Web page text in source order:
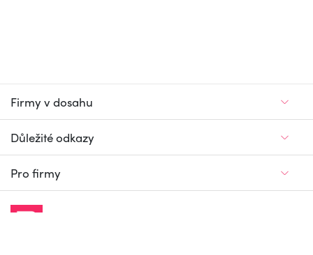
Firmy v dosahu
Důležité odkazy
Pro firmy